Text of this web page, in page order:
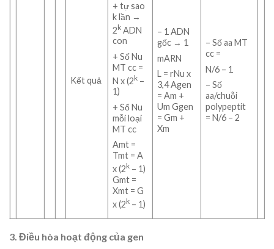
Kết quả
+ tự sao
k lần →
2k ADN
con
+ Số Nu
MT cc =
N x (2k –
1)
+ Số Nu
mỗi loại
MT cc
Amt =
Tmt = A
x (2k – 1)
Gmt =
Xmt = G
x (2k – 1)
– 1 ADN
gốc → 1
mARN
L = rNu x
3,4 Agen
= Am +
Um Ggen
= Gm +
Xm
– Số aa MT
cc =
N/6 – 1
– Số
aa/chuỗi
polypeptit
= N/6 – 2
3. Điều hòa hoạt động của gen